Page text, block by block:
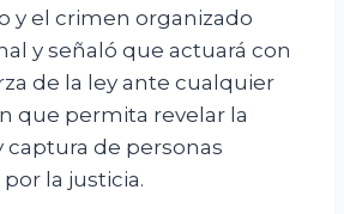
y el crimen organizado
y señaló que actuará con
de la ley ante cualquier
que permita revelar la
captura de personas
la justicia.